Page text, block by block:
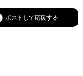
ポストして応援する